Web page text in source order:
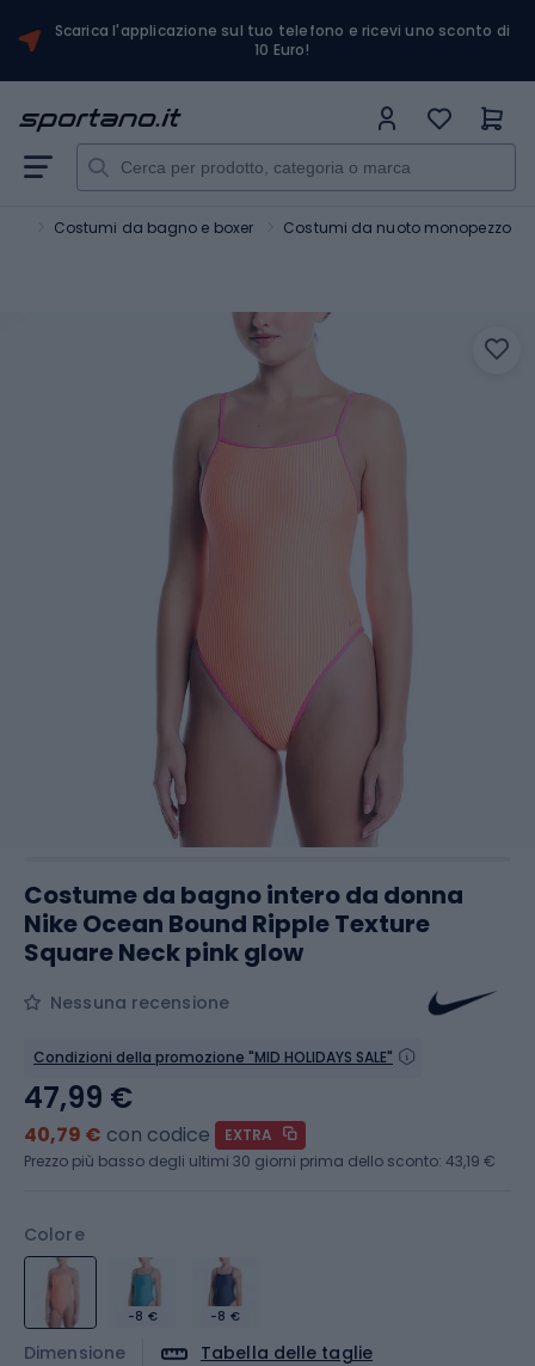
Scarica l'applicazione sul tuo telefono e ricevi uno sconto di
10 Euro!
Costumi da bagno e boxer Costumi da nuoto monopezzo
Costume da bagno intero da donna
Nike Ocean Bound Ripple Texture
Square Neck pink glow
Nessuna recensione
Condizioni della promozione "MID HOLIDAYS SALE"
Colore
-8 € -8 €
Dimensione Tabella delle taglie
47,99 €
40,79 € con codice
EXTRA
Prezzo più basso degli ultimi 30 giorni prima dello sconto: 43,19 €